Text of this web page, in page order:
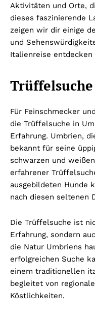
Aktivitäten und Orte,
dieses faszinierende
zeigen wir dir einige
und
Italienreise entdecken
Für Feinschmecker
die Trüffelsuche in
Erfahrung. Umbrien,
bekannt für seine
schwarzen und
erfahrener
ausgebildeten Hunde
nach diesen seltenen
Die Trüffelsuche ist
Erfahrung, sondern
die Natur Umbriens
erfolgreichen Suche
einem traditionellen
begleitet von
Köstlichkeiten.